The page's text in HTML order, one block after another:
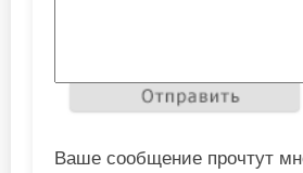
Ваше сообщение прочтут